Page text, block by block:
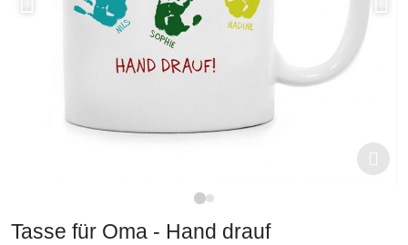
Tasse für Oma - Hand drauf